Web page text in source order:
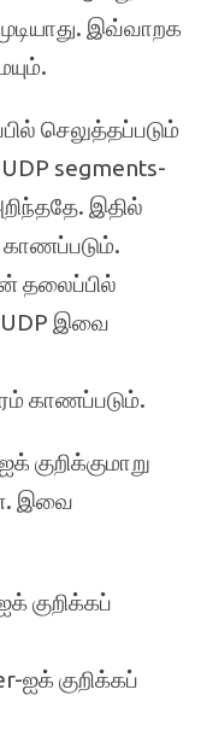
இவ்வாறக
செலுத்தப்படும்
segments-
இதில்
தலைப்பில்
UDP இவை
காணப்படும்.
குறிக்குமாறு
இவை
குறிக்கப்
ஐக் குறிக்கப்